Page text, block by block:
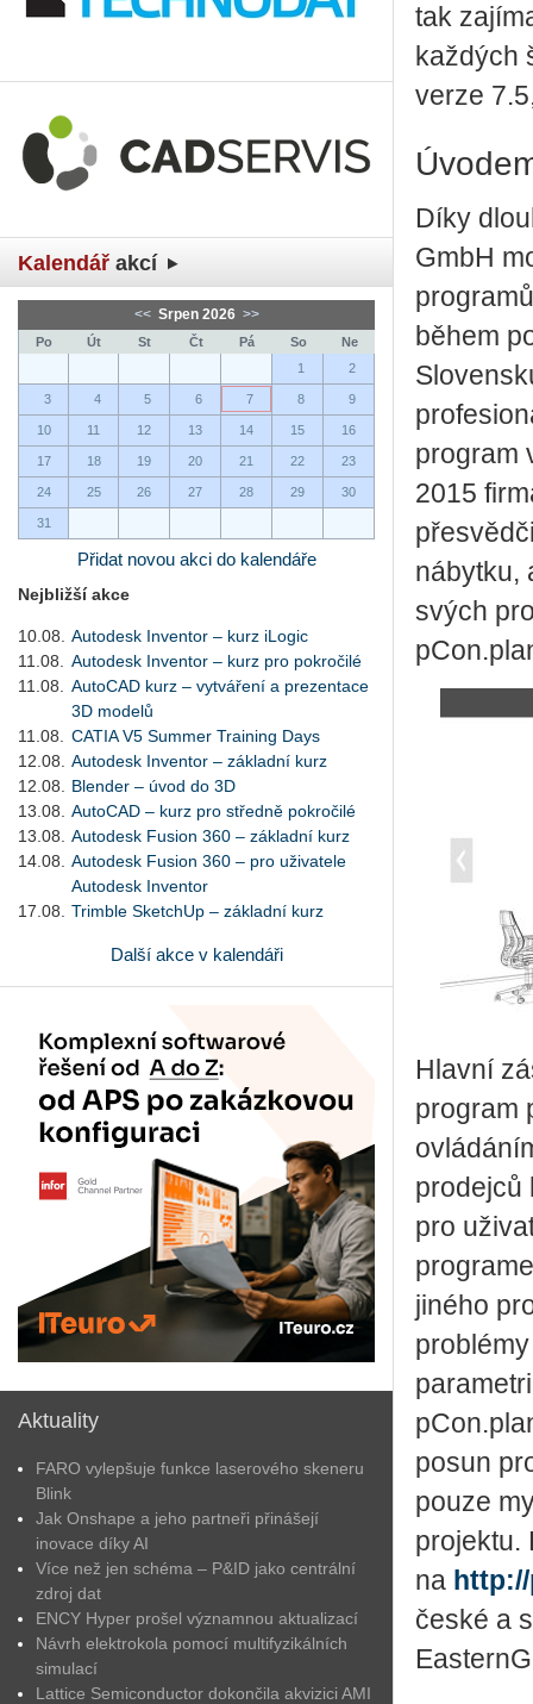
Kalendář akcí
<< Srpen 2026 >>
Po Út St Čt Pá So
Ne
1
2
3 4 5 6 7 8 9
10 11 12 13 14 15 16
17 18 19 20 21 22 23
24 25 26 27 28 29 30
31
Přidat novou akci do kalendáře
Nejbližší akce
10.08.
Autodesk Inventor – kurz iLogic
11.08.
Autodesk Inventor – kurz pro pokročilé
11.08.
AutoCAD kurz – vytváření a prezentace
3D modelů
11.08.
CATIA V5 Summer Training Days
12.08.
Autodesk Inventor – základní kurz
12.08.
Blender – úvod do 3D
13.08.
AutoCAD – kurz pro středně pokročilé
13.08.
Autodesk Fusion 360 – základní kurz
14.08.
Autodesk Fusion 360 – pro uživatele
Autodesk Inventor
17.08.
Trimble SketchUp – základní kurz
Další akce v kalendáři
Aktuality
FARO vylepšuje funkce laserového skeneru
Blink
Jak Onshape a jeho partneři přinášejí
inovace díky AI
Více než jen schéma – P&ID jako centrální
zdroj dat
ENCY Hyper prošel významnou aktualizací
Návrh elektrokola pomocí multifyzikálních
simulací
Lattice Semiconductor dokončila akvizici AMI
tak
každých
verze
Díky
GmbH
během
program
2015
nábytku,
svých
Hlavní
program
prodejců
pro
jiného
posun
pouze
projektu.
na
české a